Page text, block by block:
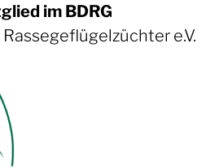
im BDRG
e.V.